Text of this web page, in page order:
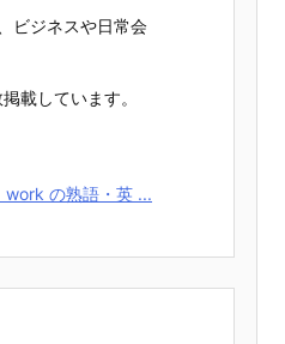
ビジネスや日常会
載しています。
work の熟語・英 ...